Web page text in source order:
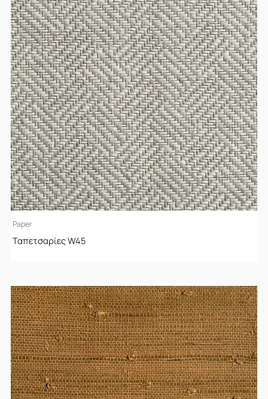
Paper
Ταπετσαρίες W45